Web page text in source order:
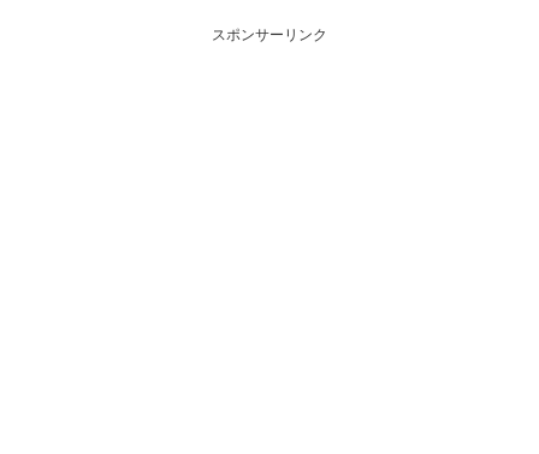
(注意喚起・申込停止)など、空売
り関連情報を集計し、図解でわ
喚起・申込停止)など、空売り関
連情報を集計し、図解でわかり
スポンサーリンク